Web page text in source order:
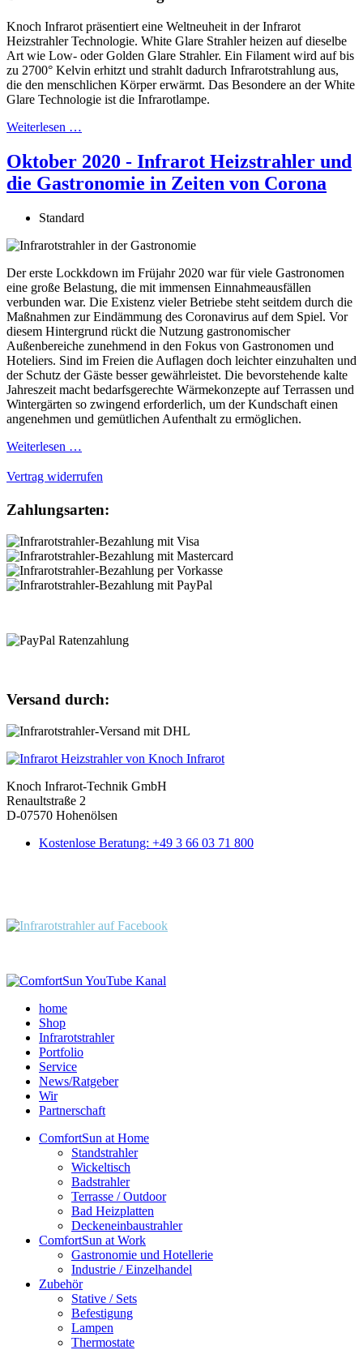
Knoch Infrarot präsentiert eine Weltneuheit in der Infrarot
Heizstrahler Technologie. White Glare Strahler heizen auf dieselbe
Art wie Low- oder Golden Glare Strahler. Ein Filament wird auf bis
zu 2700° Kelvin erhitzt und strahlt dadurch Infrarotstrahlung aus,
die den menschlichen Körper erwärmt. Das Besondere an der White
Glare Technologie ist die Infrarotlampe.
Weiterlesen …
Oktober 2020 - Infrarot Heizstrahler und
die Gastronomie in Zeiten von Corona
Standard
Der erste Lockkdown im Früjahr 2020 war für viele Gastronomen
eine große Belastung, die mit immensen Einnahmeausfällen
verbunden war. Die Existenz vieler Betriebe steht seitdem durch die
Maßnahmen zur Eindämmung des Coronavirus auf dem Spiel. Vor
diesem Hintergrund rückt die Nutzung gastronomischer
Außenbereiche zunehmend in den Fokus von Gastronomen und
Hoteliers. Sind im Freien die Auflagen doch leichter einzuhalten und
der Schutz der Gäste besser gewährleistet. Die bevorstehende kalte
Jahreszeit macht bedarfsgerechte Wärmekonzepte auf Terrassen und
Wintergärten so zwingend erforderlich, um der Kundschaft einen
angenehmen und gemütlichen Aufenthalt zu ermöglichen.
Weiterlesen …
Vertrag widerrufen
Zahlungsarten:
Versand durch:
Knoch Infrarot-Technik GmbH
Renaultstraße 2
D-07570 Hohenölsen
Kostenlose Beratung: +49 3 66 03 71 800
home
Shop
Infrarotstrahler
Portfolio
Service
News/Ratgeber
Wir
Partnerschaft
ComfortSun at Home
Standstrahler
Wickeltisch
Badstrahler
Terrasse / Outdoor
Bad Heizplatten
Deckeneinbaustrahler
ComfortSun at Work
Gastronomie und Hotellerie
Industrie / Einzelhandel
Zubehör
Stative / Sets
Befestigung
Lampen
Thermostate